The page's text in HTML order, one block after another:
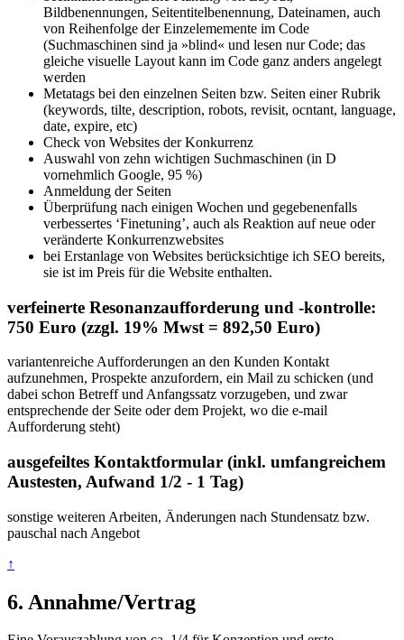
Bildbenennungen, Seitentitelbenennung, Dateinamen, auch
von Reihenfolge der Einzelememente im Code
(Suchmaschinen sind ja »blind« und lesen nur Code; das
gleiche visuelle Layout kann im Code ganz anders angelegt
werden
Metatags bei den einzelnen Seiten bzw. Seiten einer Rubrik
(keywords, tilte, description, robots, revisit, ocntant, language,
date, expire, etc)
Check von Websites der Konkurrenz
Auswahl von zehn wichtigen Suchmaschinen (in D
vornehmlich Google, 95 %)
Anmeldung der Seiten
Überprüfung nach einigen Wochen und gegebenenfalls
verbessertes ‘Finetuning’, auch als Reaktion auf neue oder
veränderte Konkurrenzwebsites
bei Erstanlage von Websites berücksichtige ich SEO bereits,
sie ist im Preis für die Website enthalten.
verfeinerte Resonanzaufforderung und -kontrolle:
750 Euro (zzgl. 19% Mwst = 892,50 Euro)
variantenreiche Aufforderungen an den Kunden Kontakt
aufzunehmen, Prospekte anzufordern, ein Mail zu schicken (und
dabei schon Betreff und Anfangssatz vorzugeben, und zwar
entsprechende der Seite oder dem Projekt, wo die e-mail
Aufforderung steht)
ausgefeiltes Kontaktformular (inkl. umfangreichem
Austesten, Aufwand 1/2 - 1 Tag)
sonstige weiteren Arbeiten, Änderungen nach Stundensatz bzw.
pauschal nach Angebot
↑
6. Annahme/Vertrag